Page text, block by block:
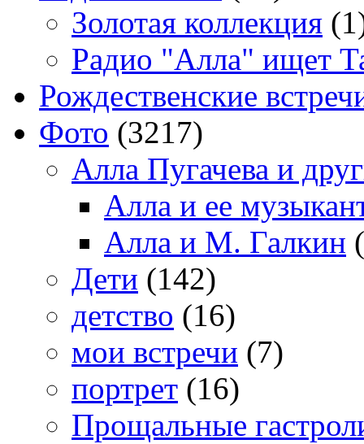
Золотая коллекция
Радио "Алла" ищет
Рождественские
Фото (3217)
Алла Пугачева и
Алла и ее
Алла и М. Галкин
Дети (142)
детство (16)
мои встречи (7)
портрет (16)
Прощальные